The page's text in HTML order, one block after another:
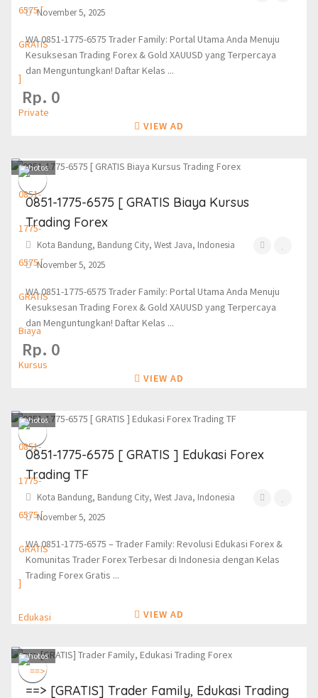
November 5, 2025
WA 0851-1775-6575 Trader Family: Portal Utama Anda Menuju
Kesuksesan Trading Forex & Gold XAUUSD yang Terpercaya
dan Menguntungkan! Daftar Kelas ...
Rp. 0
VIEW AD
1photos
0851-1775-6575 [ GRATIS Biaya Kursus
Trading Forex
Kota Bandung, Bandung City, West Java, Indonesia
November 5, 2025
WA 0851-1775-6575 Trader Family: Portal Utama Anda Menuju
Kesuksesan Trading Forex & Gold XAUUSD yang Terpercaya
dan Menguntungkan! Daftar Kelas ...
Rp. 0
VIEW AD
0photos
0851-1775-6575 [ GRATIS ] Edukasi Forex
Trading TF
Kota Bandung, Bandung City, West Java, Indonesia
November 5, 2025
WA 0851-1775-6575 – Trader Family: Revolusi Edukasi Forex &
Komunitas Trader Forex Terbesar di Indonesia dengan Kelas
Trading Forex Gratis ...
VIEW AD
1photos
==> [GRATIS] Trader Family, Edukasi Trading